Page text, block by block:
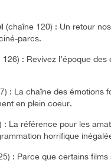
(chaîne 120) : Un retour
parcs.
126) : Revivez l’époque
: La chaîne des émotions
en plein coeur.
: La référence pour les
horrifique
: Parce que certains films